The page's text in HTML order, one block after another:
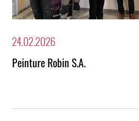
24.02.2026
Peinture Robin S.A.